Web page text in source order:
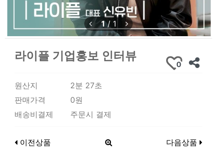
1/ 1
라이플 기업홍보 인터뷰
0
원산지
2분 27초
판매가격
0원
배송비결제
주문시 결제
이전상품 다음상품